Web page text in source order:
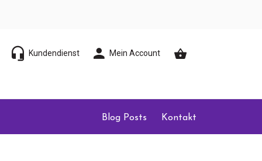
Kundendienst Mein Account
Blog Posts Kontakt